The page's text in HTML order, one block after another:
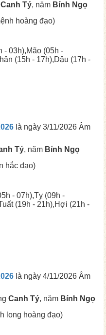
Canh Tý, năm Bính Ngọ
hoàng đạo)
- 03h),Mão (05h -
(15h - 17h),Dậu (17h -
là ngày 3/11/2026 Âm
Tý, năm Bính Ngọ
hắc đạo)
- 07h),Tỵ (09h -
(19h - 21h),Hợi (21h -
là ngày 4/11/2026 Âm
Canh Tý, năm Bính Ngọ
long hoàng đạo)